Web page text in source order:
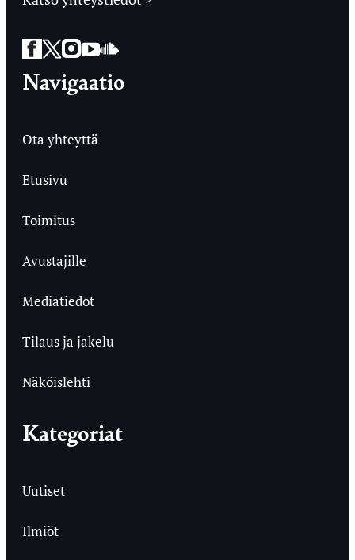
Facebook
Twitter
Instagram
YouTube
SoundCloud
Navigaatio
Ota yhteyttä
Etusivu
Toimitus
Avustajille
Mediatiedot
Tilaus ja jakelu
Näköislehti
Kategoriat
Uutiset
Ilmiöt